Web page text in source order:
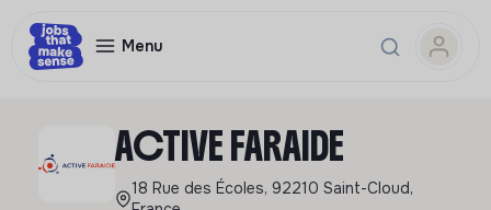
Menu
ACTIVE FARAIDE
18 Rue des Écoles, 92210 Saint-Cloud,